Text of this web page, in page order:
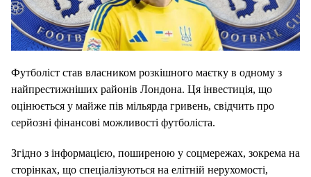
Футболіст став власником розкішного маєтку в одному з
найпрестижніших районів Лондона. Ця інвестиція, що
оцінюється у майже пів мільярда гривень, свідчить про
серйозні фінансові можливості футболіста.
Згідно з інформацією, поширеною у соцмережах, зокрема на
сторінках, що спеціалізуються на елітній нерухомості,